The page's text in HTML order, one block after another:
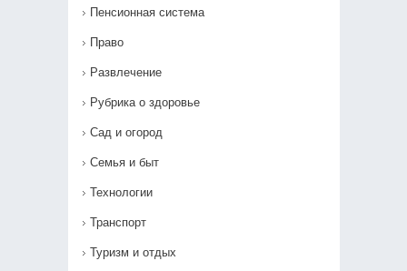
Пенсионная система
Право
Развлечение
Рубрика о здоровье
Сад и огород
Семья и быт
Технологии
Транспорт
Туризм и отдых